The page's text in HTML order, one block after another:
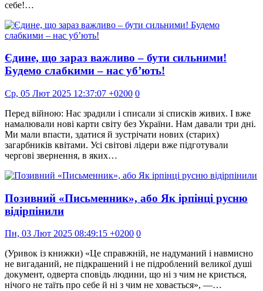
себе!…
Єдине, що зараз важливо – бути сильними!
Будемо слабкими – нас уб’ють!
Ср, 05 Лют 2025 12:37:07 +0200 0
Перед війною: Нас зрадили і списали зі списків живих. І вже
намалювали нові карти світу без України. Нам давали три дні.
Ми мали впасти, здатися й зустрічати нових (старих)
загарбників квітами. Усі світові лідери вже підготували
чергові звернення, в яких…
Позивний «Письменник», або Як ірпінці русню
відірпінили
Пн, 03 Лют 2025 08:49:15 +0200 0
(Уривок із книжки) «Це справжній, не надуманий і навмисно
не вигаданий, не підкрашений і не підроблений великої душі
документ, одверта сповідь людини, що ні з чим не криється,
нічого не таїть про себе й ні з чим не ховається», —…